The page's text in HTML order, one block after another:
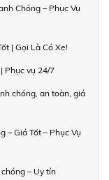
Chóng – Phục Vụ
| Gọi Là Có Xe!
Phục vụ 24/7
chóng, an toàn, giá
– Giá Tốt – Phục Vụ
– Uy tín